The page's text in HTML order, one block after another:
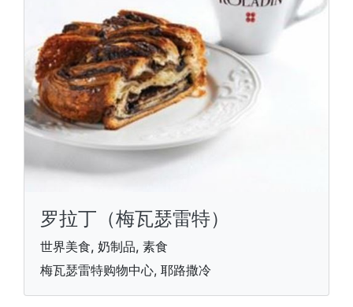
罗拉丁（梅瓦瑟雷特）
世界美食, 奶制品, 素食
梅瓦瑟雷特购物中心, 耶路撒冷